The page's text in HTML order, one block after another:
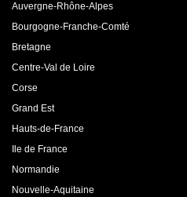
Auvergne-Rhône-Alpes
Bourgogne-Franche-Comté
Bretagne
Centre-Val de Loire
Corse
Grand Est
Hauts-de-France
Ile de France
Normandie
Nouvelle-Aquitaine